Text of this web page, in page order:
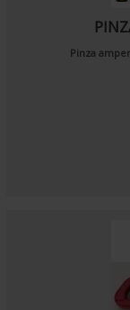
Pinza